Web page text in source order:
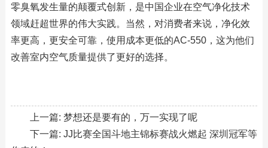
零臭氧发生量的颠覆式创新，是中国企业在空气净化技术
领域赶超世界的伟大实践。当然，对消费者来说，净化效
率更高，更安全可靠，使用成本更低的AC-550，这为他们
改善室内空气质量提供了更好的选择。
上一篇: 梦想还是要有的，万一实现了呢
下一篇: JJ比赛全国斗地主锦标赛战火燃起 深圳冠军等